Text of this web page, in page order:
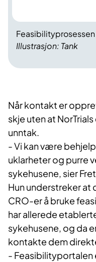
Illustrasjon: Tank
Feasibilityprosessen
Når kontakt er
skje uten at
unntak.
- Vi kan være
uklarheter og purre
sykehusene, sier
Hun understreker at
CRO-er å bruke
har allerede
sykehusene, og da
kontakte dem
- Feasibilityportalen